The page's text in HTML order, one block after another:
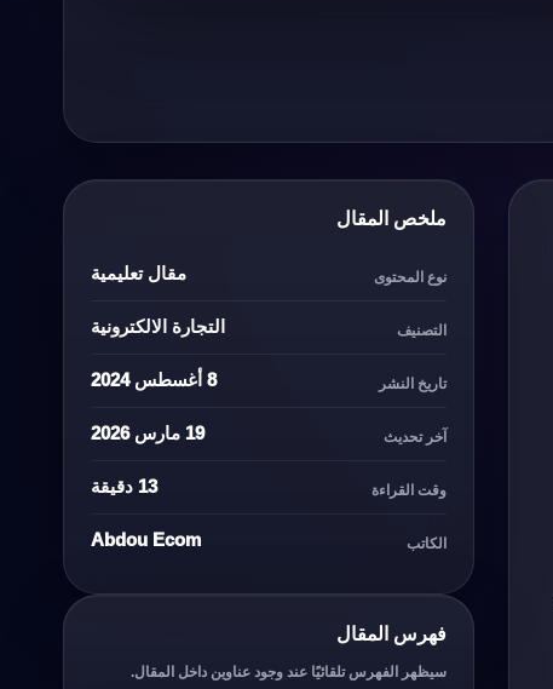
ملخص المقال
نوع المحتوى مقال تعليمية
التصنيف التجارة الالكترونية
تاريخ النشر 8 أغسطس 2024
آخر تحديث 19 مارس 2026
وقت القراءة 13 دقيقة
الكاتب Abdou Ecom
فهرس المقال
سيظهر الفهرس تلقائيًا عند وجود عناوين داخل المقال.